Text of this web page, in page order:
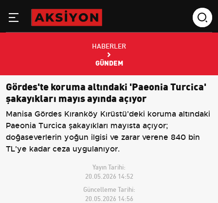
HABERLER
GÜNDEM
Gördes'te koruma altındaki 'Paeonia Turcica'
şakayıkları mayıs ayında açıyor
Manisa Gördes Kıranköy Kırüstü'deki koruma altındaki
Paeonia Turcica şakayıkları mayısta açıyor;
doğaseverlerin yoğun ilgisi ve zarar verene 840 bin
TL'ye kadar ceza uygulanıyor.
Yayın Tarihi:
20.05.2026 14:52
Güncelleme Tarihi:
20.05.2026 14:56